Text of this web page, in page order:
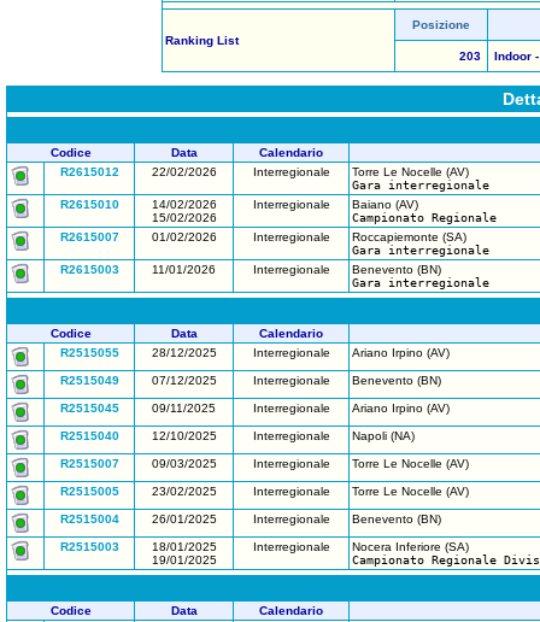
Ranking List
Posizione
203 Indoor
Codice Data
Calendario
R2615012
22/02/2026 Interregionale
Torre Le Nocelle (AV)
Gara interregionale
R2615010
14/02/2026
15/02/2026
Interregionale
Baiano (AV)
Campionato Regionale
R2615007
01/02/2026 Interregionale
Roccapiemonte (SA)
Gara interregionale
R2615003
11/01/2026 Interregionale
Benevento (BN)
Gara interregionale
Codice Data
Calendario
R2515055
28/12/2025 Interregionale Ariano Irpino (AV)
R2515049 07/12/2025 Interregionale Benevento (BN)
R2515045 09/11/2025 Interregionale Ariano Irpino (AV)
R2515040 12/10/2025 Interregionale Napoli (NA)
R2515007 09/03/2025 Interregionale Torre Le Nocelle (AV)
R2515005 23/02/2025 Interregionale Torre Le Nocelle (AV)
R2515004 26/01/2025 Interregionale Benevento (BN)
R2515003
18/01/2025
19/01/2025
Interregionale
Nocera Inferiore (SA)
Campionato Regionale
Codice Data
Calendario